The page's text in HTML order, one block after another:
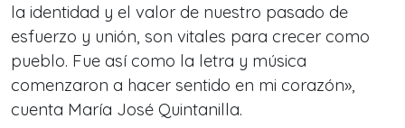
la identidad y el valor de nuestro pasado de
esfuerzo y unión, son vitales para crecer como
pueblo. Fue así como la letra y música
comenzaron a hacer sentido en mi corazón»,
cuenta María José Quintanilla.